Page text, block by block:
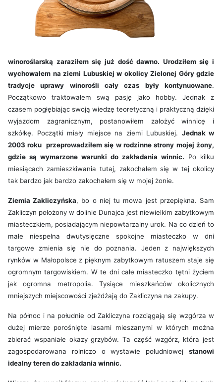
winoroślarską zaraziłem się już dość dawno. Urodziłem się i
wychowałem na ziemi Lubuskiej w okolicy Zielonej Góry gdzie
tradycje uprawy winorośli cały czas były kontynuowane.
Początkowo traktowałem swą pasję jako hobby. Jednak z
czasem pogłębiając swoją wiedzę teoretyczną i praktyczną dzięki
wyjazdom zagranicznym, postanowiłem założyć winnicę i
szkółkę. Początki miały miejsce na ziemi Lubuskiej. Jednak w
2003 roku przeprowadziłem się w rodzinne strony mojej żony,
gdzie są wymarzone warunki do zakładania winnic. Po kilku
miesiącach zamieszkiwania tutaj, zakochałem się w tej okolicy
tak bardzo jak bardzo zakochałem się w mojej żonie.
Ziemia Zakliczyńska, bo o niej tu mowa jest przepiękna. Sam
Zakliczyn położony w dolinie Dunajca jest niewielkim zabytkowym
miasteczkiem, posiadającym niepowtarzalny urok. Na co dzień to
małe niespełna dwutysięczne spokojne miasteczko w dni
targowe zmienia się nie do poznania. Jeden z największych
rynków w Małopolsce z pięknym zabytkowym ratuszem staje się
ogromnym targowiskiem. W te dni całe miasteczko tętni życiem
jak ogromna metropolia. Tysiące mieszkańców okolicznych
mniejszych miejscowości zjeżdżają do Zakliczyna na zakupy.
Na północ i na południe od Zakliczyna rozciągają się wzgórza w
dużej mierze porośnięte lasami mieszanymi w których można
zbierać wspaniałe okazy grzybów. Ta część wzgórz, która jest
zagospodarowana rolniczo o wystawie południowej stanowi
idealny teren do zakładania winnic.